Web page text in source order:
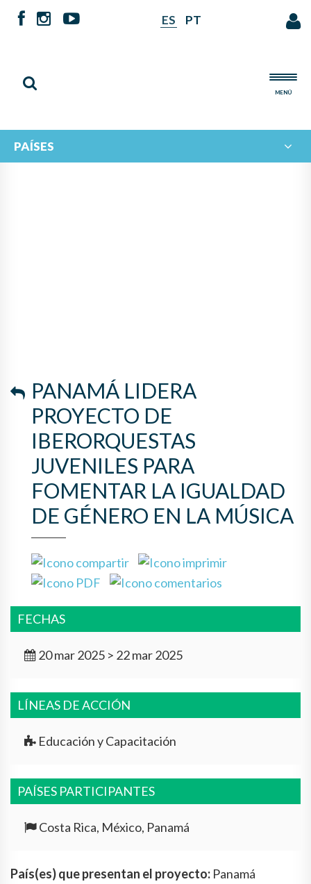
ES PT
MENÚ
PAÍSES
PANAMÁ LIDERA
PROYECTO DE
IBERORQUESTAS
JUVENILES PARA
FOMENTAR LA IGUALDAD
DE GÉNERO EN LA MÚSICA
FECHAS
20 mar 2025 > 22 mar 2025
LÍNEAS DE ACCIÓN
Educación y Capacitación
PAÍSES PARTICIPANTES
Costa Rica, México, Panamá
País(es) que presentan el proyecto: Panamá